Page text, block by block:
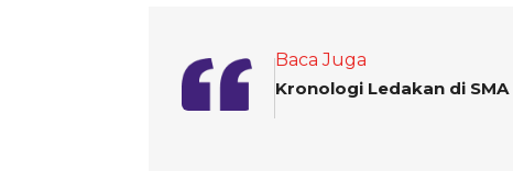
Baca Juga
Kronologi Ledakan di